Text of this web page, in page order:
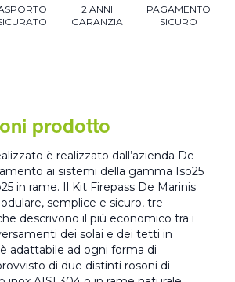
2 ANNI
GARANZIA
PAGAMENTO
SICURO
prodotto
è realizzato dall’azienda De
ai sistemi della gamma Iso25
in rame. Il Kit Firepass De Marinis
semplice e sicuro, tre
descrivono il più economico tra i
dei solai e dei tetti in
adattabile ad ogni forma di
di due distinti rosoni di